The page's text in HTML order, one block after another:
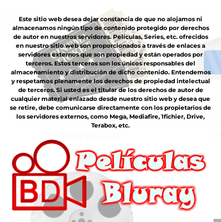
Este sitio web desea dejar constancia de que no alojamos ni
almacenamos ningún tipo de contenido protegido por derechos
de autor en nuestros servidores. Películas, Series, etc. ofrecidos
en nuestro sitio web son proporcionados a través de enlaces a
servidores externos que son propiedad y están operados por
terceros. Estos terceros son los únicos responsables del
almacenamiento y distribución de dicho contenido. Entendemos
y respetamos plenamente los derechos de propiedad intelectual
de terceros. Si usted es el titular de los derechos de autor de
cualquier material enlazado desde nuestro sitio web y desea que
se retire, debe comunicarse directamente con los propietarios de
los servidores externos, como Mega, Mediafire, 1fichier, Drive,
Terabox, etc.